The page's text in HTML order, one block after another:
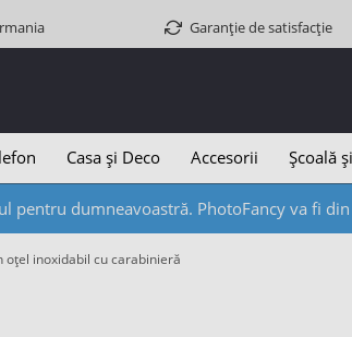
Garanție de satisfacție
Casa și Deco Accesorii Școală
pentru dumneavoastră. PhotoFancy va fi
oțel inoxidabil cu carabinieră